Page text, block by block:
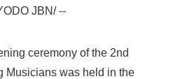
JBN/ --
ceremony of the 2nd
Musicians was held in the